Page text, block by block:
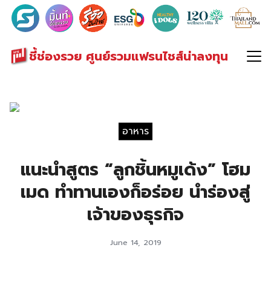
ชี้ช่องรวย ศูนย์รวมแฟรนไชส์น่าลงทุน
Search
for:
อาหาร
แนะนำสูตร “ลูกชิ้นหมูเด้ง” โฮม
เมด ทำทานเองก็อร่อย นำร่องสู่
เจ้าของธุรกิจ
June 14, 2019